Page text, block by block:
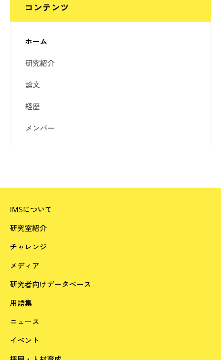
コンテンツ
ホーム
研究紹介
論文
経歴
メンバー
IMSについて
研究室紹介
チャレンジ
メディア
研究者向けデータベース
用語集
ニュース
イベント